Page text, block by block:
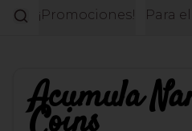
¡Promociones! Para
Acumula